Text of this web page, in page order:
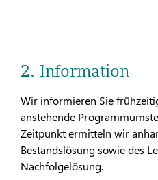
2. Information
Wir informieren Sie
anstehende
Zeitpunkt ermitteln wir
Bestandslösung sowie des
Nachfolgelösung.